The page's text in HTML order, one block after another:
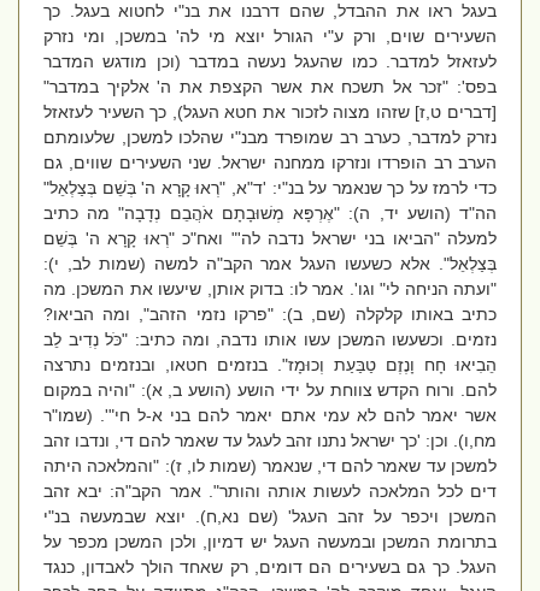
בעגל ראו את ההבדל, שהם דרבנו את בנ"י לחטוא בעגל. כך
השעירים שוים, ורק ע"י הגורל יוצא מי לה' במשכן, ומי נזרק
לעזאזל למדבר. כמו שהעגל נעשה במדבר (וכן מודגש המדבר
בפס': "זכר אל תשכח את אשר הקצפת את ה' אלקיך במדבר"
[דברים ט,ז] שזהו מצוה לזכור את חטא העגל), כך השעיר לעזאזל
נזרק למדבר, כערב רב שמופרד מבנ"י שהלכו למשכן, שלעומתם
הערב רב הופרדו ונזרקו ממחנה ישראל. שני השעירים שווים, גם
כדי לרמז על כך שנאמר על בנ"י: 'ד"א, "רְאוּ קָרָא ה' בְּשֵׁם בְּצַלְאֵל"
הה"ד (הושע יד, ה): "אֶרְפָּא מְשׁוּבָתָם אֹהֲבֵם נְדָבָה" מה כתיב
למעלה "הביאו בני ישראל נדבה לה'" ואח"כ "רְאוּ קָרָא ה' בְּשֵׁם
בְּצַלְאֵל". אלא כשעשו העגל אמר הקב"ה למשה (שמות לב, י):
"ועתה הניחה לי" וגו'. אמר לו: בדוק אותן, שיעשו את המשכן. מה
כתיב באותו קלקלה (שם, ב): "פרקו נזמי הזהב", ומה הביאו?
נזמים. וכשעשו המשכן עשו אותו נדבה, ומה כתיב: "כֹּל נְדִיב לֵב
הֵבִיאוּ חָח וָנֶזֶם טַבַּעַת וְכוּמָז". בנזמים חטאו, ובנזמים נתרצה
להם. ורוח הקדש צווחת על ידי הושע (הושע ב, א): "והיה במקום
אשר יאמר להם לא עמי אתם יאמר להם בני א-ל חי"'. (שמו"ר
מח,ו). וכן: 'כך ישראל נתנו זהב לעגל עד שאמר להם די, ונדבו זהב
למשכן עד שאמר להם די, שנאמר (שמות לו, ז): "והמלאכה היתה
דים לכל המלאכה לעשות אותה והותר". אמר הקב"ה: יבא זהב
המשכן ויכפר על זהב העגל' (שם נא,ח). יוצא שבמעשה בנ"י
בתרומת המשכן ובמעשה העגל יש דמיון, ולכן המשכן מכפר על
העגל. כך גם בשעירים הם דומים, רק שאחד הולך לאבדון, כנגד